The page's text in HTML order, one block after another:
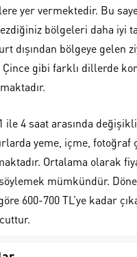
yer vermektedir. Bu
bölgeleri daha iyi
dışından bölgeye gelen
gibi farklı dillerde
ile 4 saat arasında
yeme, içme, fotoğraf
Ortalama olarak
söylemek mümkündür.
600-700 TL’ye kadar